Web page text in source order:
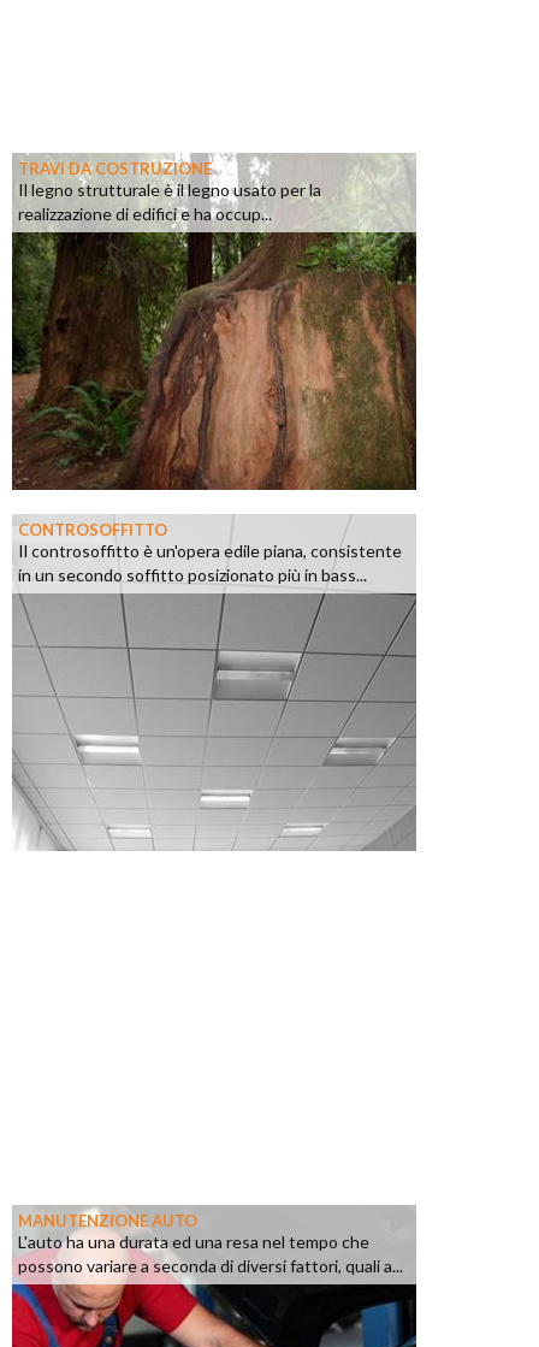
TRAVI DA COSTRUZIONE
Il legno strutturale è il legno usato per la
realizzazione di edifici e ha occup...
CONTROSOFFITTO
Il controsoffitto è un'opera edile piana, consistente
in un secondo soffitto posizionato più in bass...
MANUTENZIONE AUTO
L'auto ha una durata ed una resa nel tempo che
possono variare a seconda di diversi fattori, quali a...